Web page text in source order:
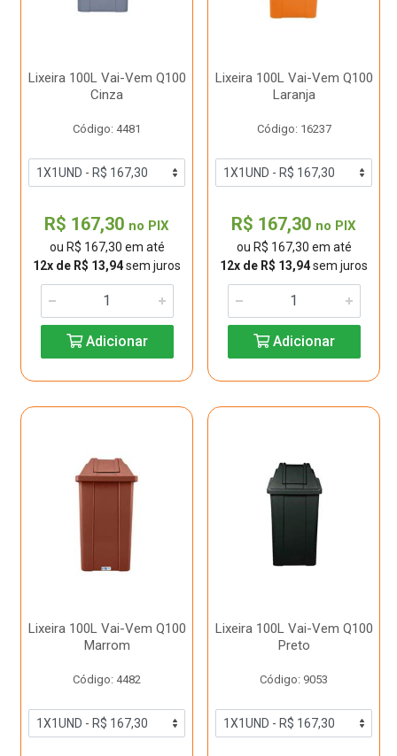
Lixeira 100L Vai-Vem Q100
Cinza
Código: 4481
R$ 167,30 no PIX
ou R$ 167,30 em até
12x de R$ 13,94sem juros
Adicionar
Lixeira 100L Vai-Vem Q100
Laranja
Código: 16237
R$ 167,30 no PIX
ou R$ 167,30 em até
12x de R$ 13,94sem juros
Adicionar
Lixeira 100L Vai-Vem Q100
Marrom
Código: 4482
Lixeira 100L Vai-Vem Q100
Preto
Código: 9053